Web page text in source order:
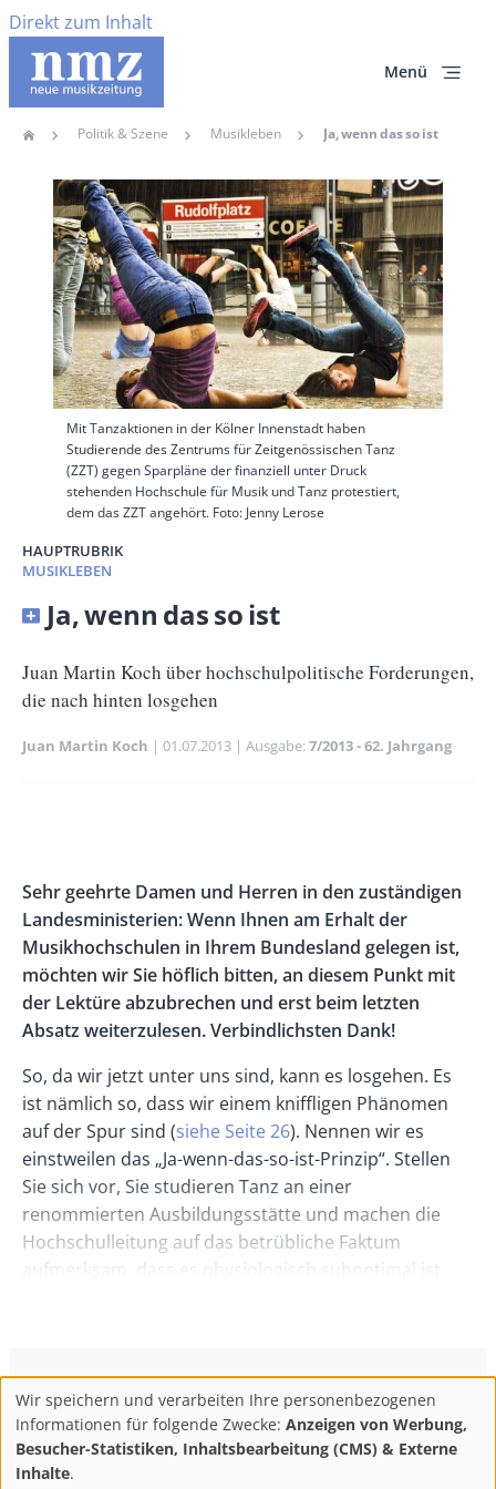
Direkt zum Inhalt
Menü
Home Politik & Szene Musikleben Ja, wenn das so ist
Hauptbild
Mit Tanzaktionen in der Kölner Innenstadt haben
Studierende des Zentrums für Zeitgenössischen Tanz
(ZZT) gegen Sparpläne der finanziell unter Druck
stehenden Hochschule für Musik und Tanz protestiert,
dem das ZZT angehört. Foto: Jenny Lerose
HAUPTRUBRIK
MUSIKLEBEN
Banner
Full-
Size
Ja, wenn das so ist
Untertitel
Juan Martin Koch über hochschulpolitische Forderungen,
die nach hinten losgehen
Juan Martin Koch Publikationsdatum
01.07.2013 Ausgabe 7/2013 - 62. Jahrgang
Left
Rectangle
Right
Body
Sehr geehrte Damen und Herren in den zuständigen
Landesministerien: Wenn Ihnen am Erhalt der
Musikhochschulen in Ihrem Bundesland gelegen ist,
möchten wir Sie höflich bitten, an diesem Punkt mit
der Lektüre abzubrechen und erst beim letzten
Absatz weiterzulesen. Verbindlichsten Dank!
So, da wir jetzt unter uns sind, kann es losgehen. Es
ist nämlich so, dass wir einem kniffligen Phänomen
auf der Spur sind (siehe Seite 26). Nennen wir es
einstweilen das „Ja-wenn-das-so-ist-Prinzip“. Stellen
Sie sich vor, Sie studieren Tanz an einer
renommierten Ausbildungsstätte und machen die
Hochschulleitung auf das betrübliche Faktum
aufmerksam, dass es physiologisch suboptimal ist,
Bodenbeläge ... bezeichnet, die unter Belastung
nachgeben.“) Als Reaktion bekommen Sie zu hören:
„Ja wenn das so ist, kann an unserer Hochschule kein
ordnungsgemäßes Tanzstudium absolviert werden.
Footer
ConBrio Kulturmedienhaus AGB
Datenschutz
Impressum
Info & Kontakt
Abo kündigen / Widerruf der Bestellung
Use
of
personal
Wir speichern und verarbeiten Ihre personenbezogenen
Informationen für folgende Zwecke: Anzeigen von Werbung,
Besucher-Statistiken, Inhaltsbearbeitung (CMS) & Externe
Inhalte.